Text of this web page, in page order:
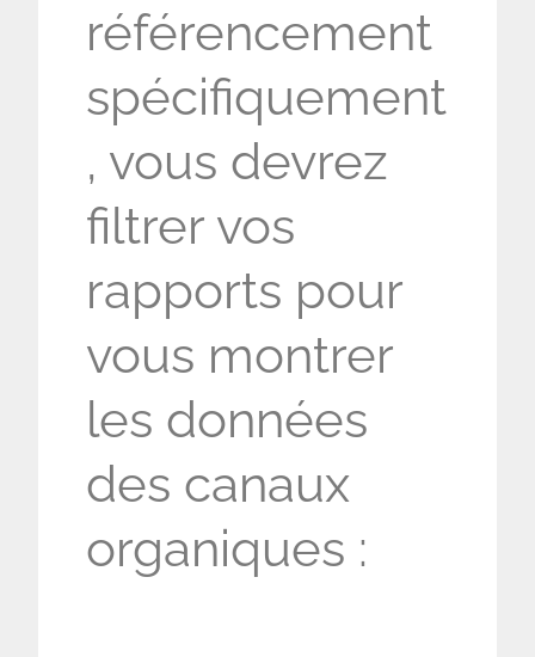
référencement
spécifiquement
, vous devrez
filtrer vos
rapports pour
vous montrer
les données
des canaux
organiques :